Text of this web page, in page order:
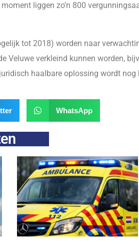
liggen zo’n 800
tot 2018) worden naar
Veluwe verkleind kunnen worden,
haalbare oplossing wordt nog
WhatsApp